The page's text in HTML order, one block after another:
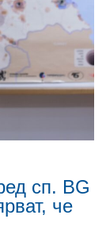
сп. BG
че